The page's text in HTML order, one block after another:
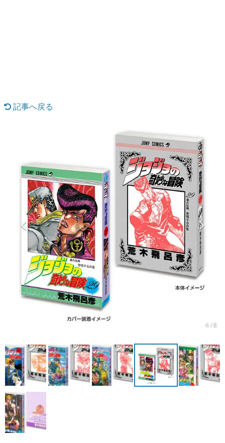
具体的な形から解き明かしていく、硬派で骨太な評論連載
ゲームが変えた日本語
「経験値」「裏技」「ラスボス」… ゲームにまつわる言葉
の起源や用法の変遷を、コンピューター文化史研究家・タ
イニーP氏が徹底調査。
カテゴリ
特集記事
マンガ
女性向け
アプリレビュー
その他
運営：株式会社マレ
記事へ戻る
4 / 6